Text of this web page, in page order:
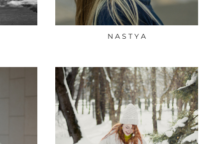
N A S T Y A